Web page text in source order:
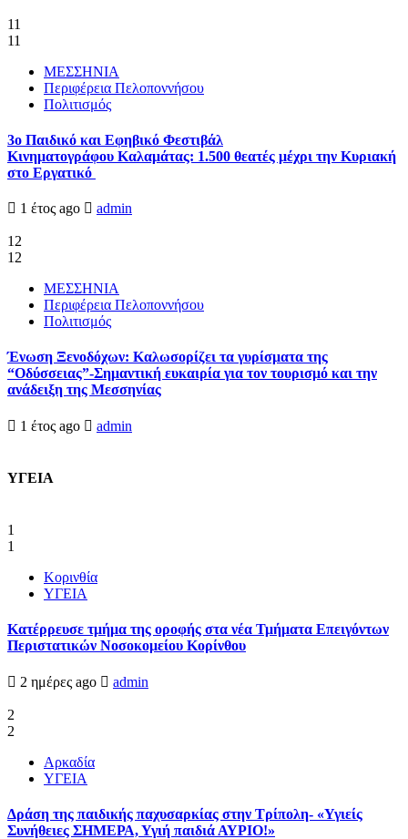
11
11
ΜΕΣΣΗΝΙΑ
Περιφέρεια Πελοποννήσου
Πολιτισμός
3ο Παιδικό και Εφηβικό Φεστιβάλ
Κινηματογράφου Καλαμάτας: 1.500 θεατές μέχρι την Κυριακή
στο Εργατικό
1 έτος ago admin
12
12
ΜΕΣΣΗΝΙΑ
Περιφέρεια Πελοποννήσου
Πολιτισμός
Ένωση Ξενοδόχων: Καλωσορίζει τα γυρίσματα της
“Οδύσσειας”-Σημαντική ευκαιρία για τον τουρισμό και την
ανάδειξη της Μεσσηνίας
1 έτος ago admin
ΥΓΕΙΑ
1
1
Κορινθία
ΥΓΕΙΑ
Kατέρρευσε τμήμα της οροφής στα νέα Τμήματα Επειγόντων
Περιστατικών Νοσοκομείου Κορίνθου
2 ημέρες ago admin
2
2
Αρκαδία
ΥΓΕΙΑ
Δράση της παιδικής παχυσαρκίας στην Τρίπολη- «Υγιείς
Συνήθειες ΣΗΜΕΡΑ, Υγιή παιδιά ΑΥΡΙΟ!»